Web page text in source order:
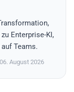
Enterprise-KI,
Teams.
August 2026